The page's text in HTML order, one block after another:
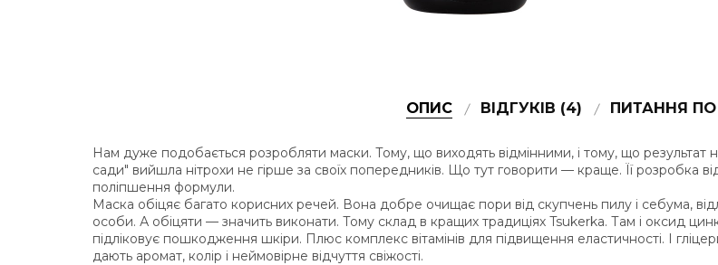
ОПИС ВІДГУКІВ (4) ПИТАННЯ
Нам дуже подобається розробляти маски. Тому, що виходять відмінними, і тому, що результат
сади" вийшла нітрохи не гірше за своїх попередників. Що тут говорити — краще. Її розробка
поліпшення формули.
Маска обіцяє багато корисних речей. Вона добре очищає пори від скупчень пилу і себума,
особи. А обіцяти — значить виконати. Тому склад в кращих традиціях Tsukerka. Там і оксид
підліковує пошкодження шкіри. Плюс комплекс вітамінів для підвищення еластичності. І
дають аромат, колір і неймовірне відчуття свіжості.